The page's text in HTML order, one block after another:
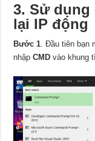
3. Sử dụng
lại IP động
Bước 1 . Đầu tiên
nhậpCMD vào khung